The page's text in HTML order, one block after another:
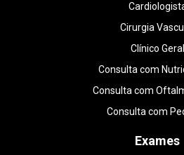
Cirurgia
Clínico Geral
Consulta com
Consulta com
Consulta com
Exames